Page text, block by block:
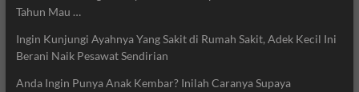
Tahun Mau …
Ingin Kunjungi Ayahnya Yang Sakit di Rumah Sakit, Adek Kecil Ini
Berani Naik Pesawat Sendirian
Anda Ingin Punya Anak Kembar? Inilah Caranya Supaya